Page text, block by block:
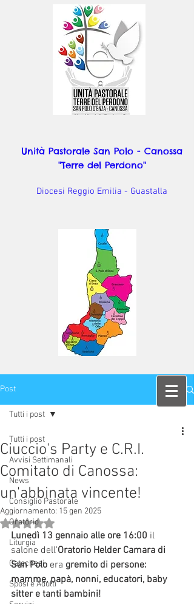
Unità Pastorale San Polo - Canossa
"Terre del Perdono"
Diocesi Reggio Emilia - Guastalla
Post
Tutti i post
Avvisi Settimanali
News
Consiglio Pastorale
Oratorio
Liturgia
Catechesi
Sposi e Adulti
Tutti i post
Ciuccio's Party e C.R.I.
Comitato di Canossa:
un'abbinata vincente!
Aggiornamento: 15 gen 2025
Valutazione NaN stelle su 5.
Lunedì 13 gennaio alle ore 16:00 il
salone dell'Oratorio Helder Camara di
San Polo era gremito di persone:
mamme, papà, nonni, educatori, baby
sitter e tanti bambini!